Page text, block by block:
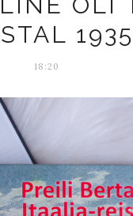
1935
18:20